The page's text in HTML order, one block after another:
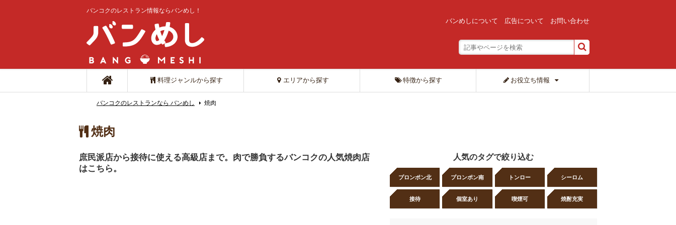
バンコクのレストラン情報ならバンめし！
バンめしについて 広告について お問い合わせ
料理ジャンルから探す エリアから探す 特徴から探す お役立ち情報
バンコクのレストランなら バンめし 焼肉
焼肉
庶民派店から接待に使える高級店まで。肉で勝負するバンコクの人気焼肉店
はこちら。
人気のタグで絞り込む
プロンポン北 プロンポン南 トンロー シーロム
接待 個室あり 喫煙可 焼酎充実